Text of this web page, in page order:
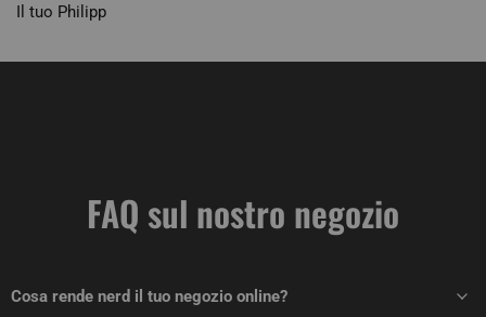
Il tuo Philipp
FAQ sul nostro negozio
Cosa rende nerd il tuo negozio online?